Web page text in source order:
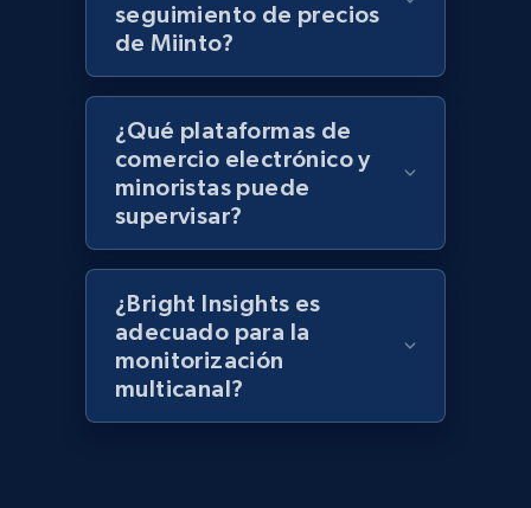
URL, Title, Rating, Reviews, Initial price, Final
price, Currency, Stock, and more.
Lazada - Products - Discover products by
URL, Title, Rating, Reviews, Initial price, Final
price, Currency, Stock, and more.
991+ 165+
seguimiento de precios
de Miinto?
¿Qué plataformas de
comercio electrónico y
minoristas puede
supervisar?
¿Bright Insights es
adecuado para la
monitorización
multicanal?